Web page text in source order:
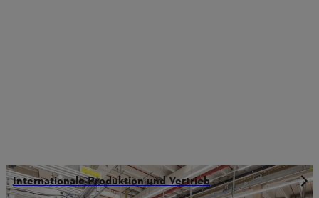
Internationale Produktion und Vertrieb